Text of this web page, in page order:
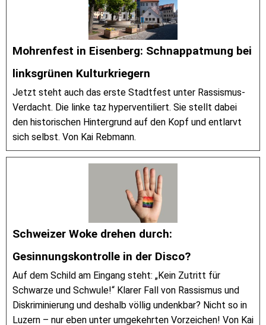
Mohrenfest in Eisenberg: Schnappatmung bei
linksgrünen Kulturkriegern
Jetzt steht auch das erste Stadtfest unter Rassismus-
Verdacht. Die linke taz hyperventiliert. Sie stellt dabei
den historischen Hintergrund auf den Kopf und entlarvt
sich selbst. Von Kai Rebmann.
Schweizer Woke drehen durch:
Gesinnungskontrolle in der Disco?
Auf dem Schild am Eingang steht: „Kein Zutritt für
Schwarze und Schwule!“ Klarer Fall von Rassismus und
Diskriminierung und deshalb völlig undenkbar? Nicht so in
Luzern – nur eben unter umgekehrten Vorzeichen! Von Kai